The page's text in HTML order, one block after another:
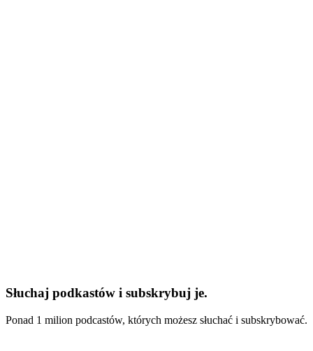
Słuchaj podkastów i subskrybuj je.
Ponad 1 milion podcastów, których możesz słuchać i subskrybować.